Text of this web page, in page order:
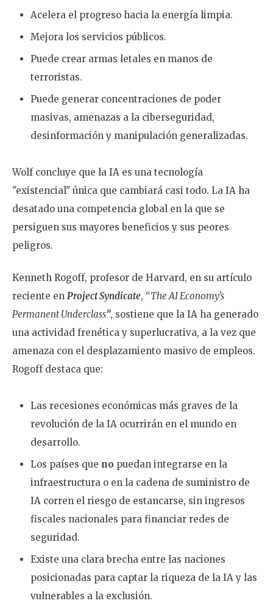
Acelera el progreso hacia la energía limpia.
Mejora los servicios públicos.
Puede crear armas letales en manos de
terroristas.
Puede generar concentraciones de poder
masivas, amenazas a la ciberseguridad,
desinformación y manipulación generalizadas.
Wolf concluye que la IA es una tecnología
"existencial" única que cambiará casi todo. La IA ha
desatado una competencia global en la que se
persiguen sus mayores beneficios y sus peores
peligros.
Kenneth Rogoff, profesor de Harvard, en su artículo
reciente en Project Syndicate, “The AI Economy’s
Permanent Underclass”, sostiene que la IA ha generado
una actividad frenética y superlucrativa, a la vez que
amenaza con el desplazamiento masivo de empleos.
Rogoff destaca que:
Las recesiones económicas más graves de la
revolución de la IA ocurrirán en el mundo en
desarrollo.
Los países que no puedan integrarse en la
infraestructura o en la cadena de suministro de
IA corren el riesgo de estancarse, sin ingresos
fiscales nacionales para financiar redes de
seguridad.
Existe una clara brecha entre las naciones
posicionadas para captar la riqueza de la IA y las
vulnerables a la exclusión.